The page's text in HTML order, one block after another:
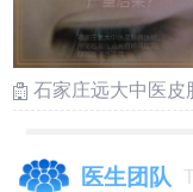
石家庄远大中医
医生团队